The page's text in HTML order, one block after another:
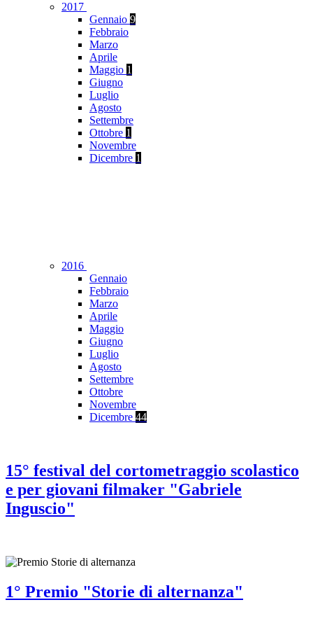
2017
Gennaio 9
Febbraio
Marzo
Aprile
Maggio 1
Giugno
Luglio
Agosto
Settembre
Ottobre 1
Novembre
Dicembre 1
2016
Gennaio
Febbraio
Marzo
Aprile
Maggio
Giugno
Luglio
Agosto
Settembre
Ottobre
Novembre
Dicembre 44
15° festival del cortometraggio scolastico
e per giovani filmaker "Gabriele
Inguscio"
1° Premio "Storie di alternanza"